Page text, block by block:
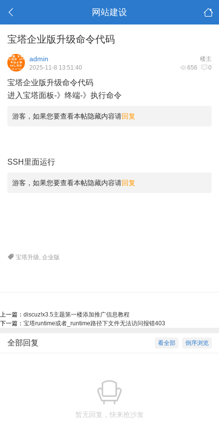
网站建设
宝塔企业版升级命令代码
楼主
admin
656 0
2025-11-8 13:51:40
宝塔企业版升级命令代码
进入宝塔面板-》终端-》执行命令
游客，如果您要查看本帖隐藏内容请回复
SSH里面运行
游客，如果您要查看本帖隐藏内容请回复
宝塔升级,企业版
上一篇： discuz!x3.5主题第一楼添加推广信息教程
下一篇： 宝塔runtime或者_runtime路径下文件无法访问报错403
倒序浏览
看全部
全部回复
暂无回复，快来抢沙发